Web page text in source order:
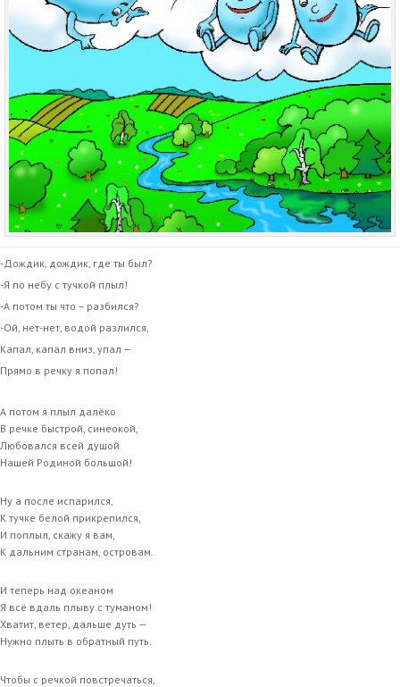
-Дождик, дождик, где ты был?
-Я по небу с тучкой плыл!
-А потом ты что – разбился?
-Ой, нет-нет, водой разлился,
Капал, капал вниз, упал —
Прямо в речку я попал!
А потом я плыл далёко
В речке быстрой, синеокой,
Любовался всей душой
Нашей Родиной большой!
Ну а после испарился,
К тучке белой прикрепился,
И поплыл, скажу я вам,
К дальним странам, островам.
И теперь над океаном
Я всё вдаль плыву с туманом!
Хватит, ветер, дальше дуть —
Нужно плыть в обратный путь.
Чтобы с речкой повстречаться,